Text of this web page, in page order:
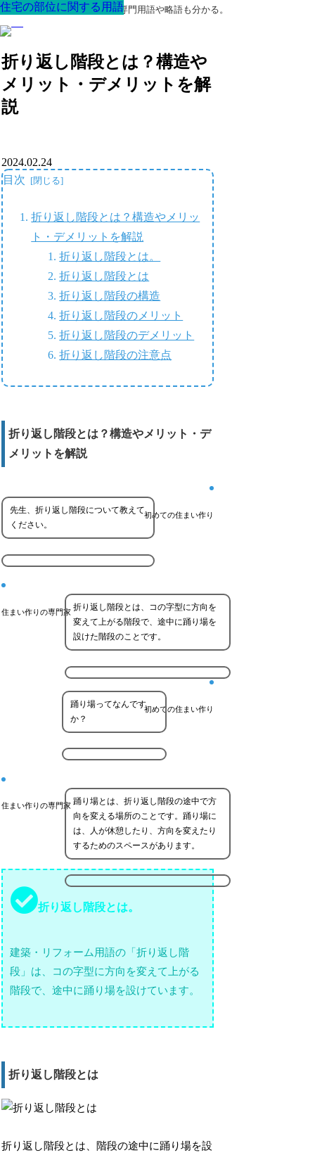
最高の家を作るための知識！専門用語や略語も分かる。
折り返し階段とは？構造や
メリット・デメリットを解
説
住宅の部位に関する用語
2024.02.24
目次
折り返し階段とは？構造やメリッ
ト・デメリットを解説
折り返し階段とは。
折り返し階段とは
折り返し階段の構造
折り返し階段のメリット
折り返し階段のデメリット
折り返し階段の注意点
折り返し階段とは？構造やメリット・デ
メリットを解説
初めての住まい作り
先生、折り返し階段について教えて
ください。
住まい作りの専門家 折り返し階段とは、コの字型に方向を
変えて上がる階段で、途中に踊り場を
設けた階段のことです。
初めての住まい作り
踊り場ってなんです
か？
住まい作りの専門家 踊り場とは、折り返し階段の途中で方
向を変える場所のことです。踊り場に
は、人が休憩したり、方向を変えたり
するためのスペースがあります。
折り返し階段とは。
建築・リフォーム用語の「折り返し階
段」は、コの字型に方向を変えて上がる
階段で、途中に踊り場を設けています。
折り返し階段とは
折り返し階段とは、階段の途中に踊り場を設
住宅の部位に関する用語
住宅の部位に関する用語
住宅の部位に関する用語
住宅の部位に関する用語
住宅の部位に関する用語
住宅の部位に関する用語